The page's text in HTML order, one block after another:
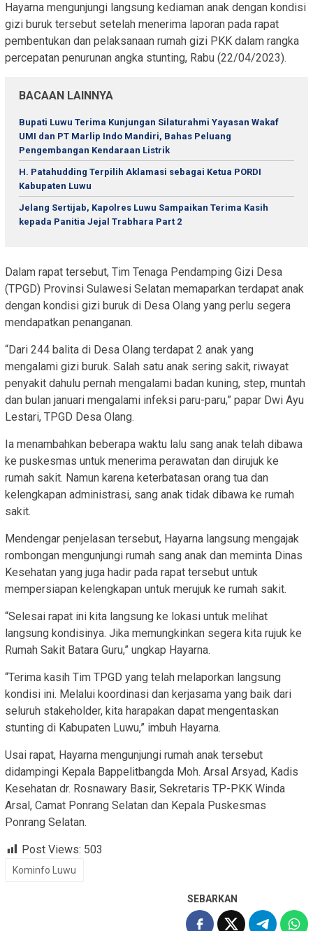
Hayarna mengunjungi langsung kediaman anak dengan kondisi
gizi buruk tersebut setelah menerima laporan pada rapat
pembentukan dan pelaksanaan rumah gizi PKK dalam rangka
percepatan penurunan angka stunting, Rabu (22/04/2023).
BACAAN LAINNYA
Bupati Luwu Terima Kunjungan Silaturahmi Yayasan Wakaf
UMI dan PT Marlip Indo Mandiri, Bahas Peluang
Pengembangan Kendaraan Listrik
H. Patahudding Terpilih Aklamasi sebagai Ketua PORDI
Kabupaten Luwu
Jelang Sertijab, Kapolres Luwu Sampaikan Terima Kasih
kepada Panitia Jejal Trabhara Part 2
Dalam rapat tersebut, Tim Tenaga Pendamping Gizi Desa
(TPGD) Provinsi Sulawesi Selatan memaparkan terdapat anak
dengan kondisi gizi buruk di Desa Olang yang perlu segera
mendapatkan penanganan.
“Dari 244 balita di Desa Olang terdapat 2 anak yang
mengalami gizi buruk. Salah satu anak sering sakit, riwayat
penyakit dahulu pernah mengalami badan kuning, step, muntah
dan bulan januari mengalami infeksi paru-paru,” papar Dwi Ayu
Lestari, TPGD Desa Olang.
Ia menambahkan beberapa waktu lalu sang anak telah dibawa
ke puskesmas untuk menerima perawatan dan dirujuk ke
rumah sakit. Namun karena keterbatasan orang tua dan
kelengkapan administrasi, sang anak tidak dibawa ke rumah
sakit.
Mendengar penjelasan tersebut, Hayarna langsung mengajak
rombongan mengunjungi rumah sang anak dan meminta Dinas
Kesehatan yang juga hadir pada rapat tersebut untuk
mempersiapan kelengkapan untuk merujuk ke rumah sakit.
“Selesai rapat ini kita langsung ke lokasi untuk melihat
langsung kondisinya. Jika memungkinkan segera kita rujuk ke
Rumah Sakit Batara Guru,” ungkap Hayarna.
“Terima kasih Tim TPGD yang telah melaporkan langsung
kondisi ini. Melalui koordinasi dan kerjasama yang baik dari
seluruh stakeholder, kita harapakan dapat mengentaskan
stunting di Kabupaten Luwu,” imbuh Hayarna.
Usai rapat, Hayarna mengunjungi rumah anak tersebut
didampingi Kepala Bappelitbangda Moh. Arsal Arsyad, Kadis
Kesehatan dr. Rosnawary Basir, Sekretaris TP-PKK Winda
Arsal, Camat Ponrang Selatan dan Kepala Puskesmas
Ponrang Selatan.
Post Views: 503
Kominfo Luwu
SEBARKAN